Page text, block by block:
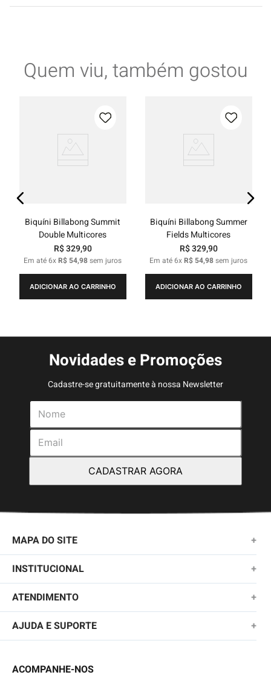
Quem viu, também gostou
Biquíni Billabong Summit
Double Multicores
R$329,90
Em até6xR$ 54,98sem juros
ADICIONAR AO CARRINHO
Biquíni Billabong Summer
Fields Multicores
R$329,90
Em até6xR$ 54,98sem juros
ADICIONAR AO CARRINHO
Novidades e Promoções
Cadastre-se gratuitamente à nossa Newsletter
CADASTRAR AGORA
MAPA DO SITE +
NOVIDADES
MASCULINO
KIDS
FEMININO
ACESSÓRIOS
INSTITUCIONAL +
SOBRE NÓS
TROCAS E DEVOLUÇÕES
POLÍTICA DE ENTREGA
POLÍTICA DE PRIVACIDADE
ATENDIMENTO +
(11)2010-1028
FALE CONOSCO
AJUDA E SUPORTE +
ACOMPANHE-NOS